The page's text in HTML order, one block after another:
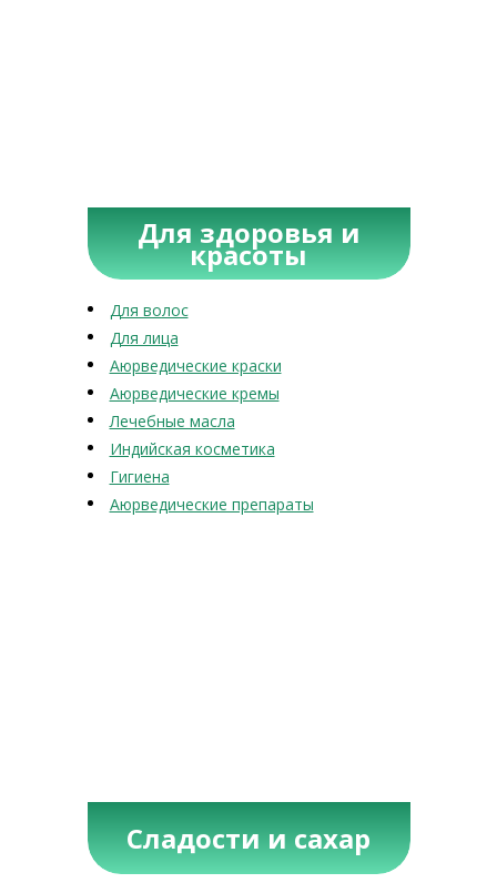
Для здоровья и
красоты
Для волос
Для лица
Аюрведические краски
Аюрведические кремы
Лечебные масла
Индийская косметика
Гигиена
Аюрведические препараты
Сладости и сахар